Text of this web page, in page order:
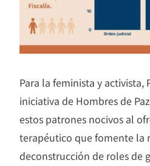
Para la feminista y activista,
iniciativa de Hombres de
estos patrones nocivos al
terapéutico que fomente la
deconstrucción de roles de